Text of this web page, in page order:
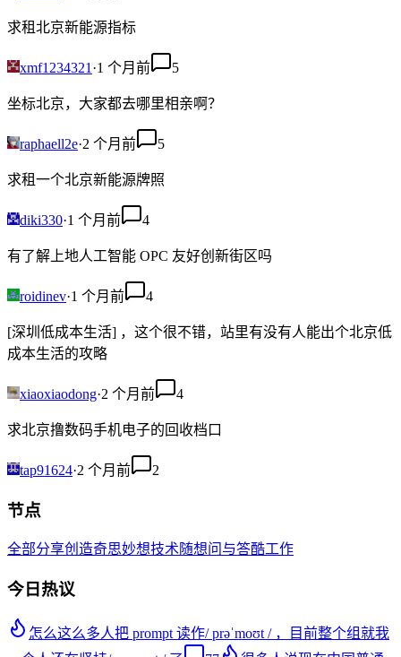
求租北京新能源指标
xmf1234321 ·1 个月前 5
坐标北京，大家都去哪里相亲啊？
raphaell2e·2 个月前 5
求租一个北京新能源牌照
diki330·1 个月前 4
有了解上地人工智能 OPC 友好创新街区吗
roidinev·1 个月前 4
[深圳低成本生活] ，这个很不错，站里有没有人能出个北京低
成本生活的攻略
xiaoxiaodong·2 个月前 4
求北京撸数码手机电子的回收档口
tap91624·2 个月前 2
节点
全部分享创造奇思妙想技术随想问与答酷工作
今日热议
怎么这么多人把 prompt 读作/ prəˈmoʊt / ，目前整个组就我